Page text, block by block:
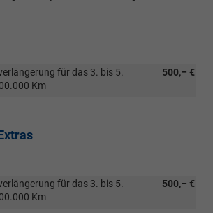
500,– €
für das 3. bis 5.
Km
500,– €
für das 3. bis 5.
Km